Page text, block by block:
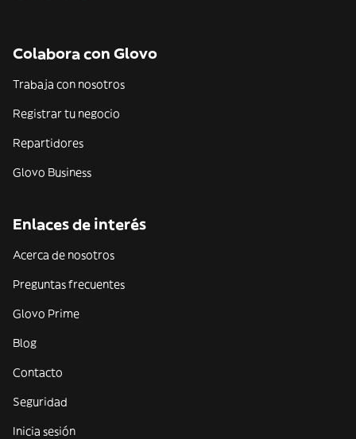
Colabora con Glovo
Trabaja con nosotros
Registrar tu negocio
Repartidores
Glovo Business
Enlaces de interés
Acerca de nosotros
Preguntas frecuentes
Glovo Prime
Blog
Contacto
Seguridad
Inicia sesión